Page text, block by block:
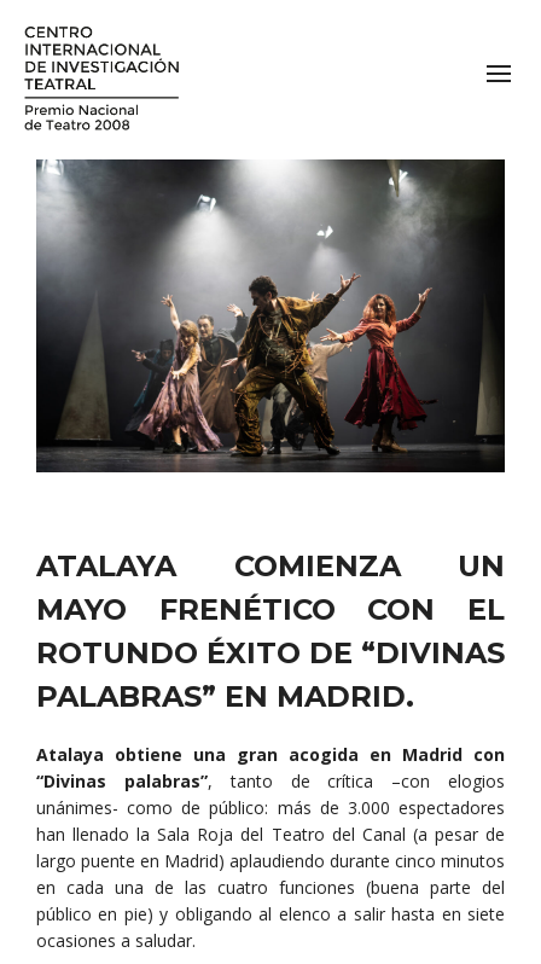
ATALAYA COMIENZA UN
MAYO FRENÉTICO CON EL
ROTUNDO ÉXITO DE “DIVINAS
PALABRAS” EN MADRID.
Atalaya obtiene una gran acogida en Madrid con
“Divinas palabras”, tanto de crítica –con elogios
unánimes- como de público: más de 3.000 espectadores
han llenado la Sala Roja del Teatro del Canal (a pesar de
largo puente en Madrid) aplaudiendo durante cinco minutos
en cada una de las cuatro funciones (buena parte del
público en pie) y obligando al elenco a salir hasta en siete
ocasiones a saludar.